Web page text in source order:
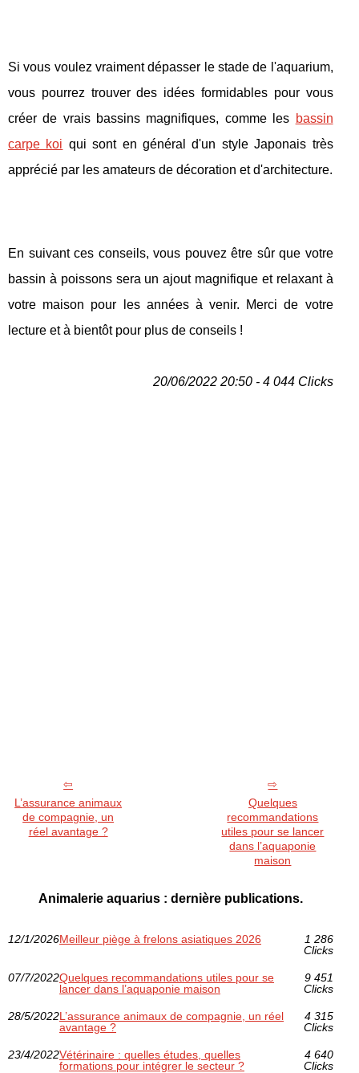
Si vous voulez vraiment dépasser le stade de l'aquarium,
vous pourrez trouver des idées formidables pour vous
créer de vrais bassins magnifiques, comme les bassin
carpe koi qui sont en général d'un style Japonais très
apprécié par les amateurs de décoration et d'architecture.
En suivant ces conseils, vous pouvez être sûr que votre
bassin à poissons sera un ajout magnifique et relaxant à
votre maison pour les années à venir. Merci de votre
lecture et à bientôt pour plus de conseils !
20/06/2022 20:50 - 4 044 Clicks
L’assurance animaux
de compagnie, un
réel avantage ?
Quelques
recommandations
utiles pour se lancer
dans l’aquaponie
maison
Animalerie aquarius : dernière publications.
12/1/2026Meilleur piège à frelons asiatiques 2026
1 286
Clicks
07/7/2022Quelques recommandations utiles pour se
lancer dans l’aquaponie maison
9 451
Clicks
28/5/2022L’assurance animaux de compagnie, un réel
avantage ?
4 315
Clicks
23/4/2022Vétérinaire : quelles études, quelles
formations pour intégrer le secteur ?
4 640
Clicks